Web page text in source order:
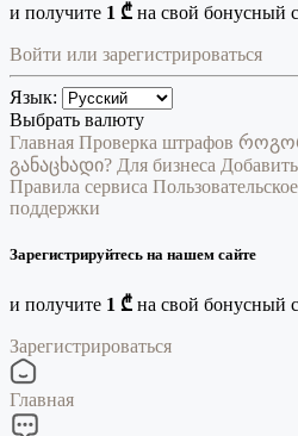
и получите 1 ₾ на свой бонусный
Войти или зарегистрироваться
Язык:
Выбрать валюту
Главная Проверка штрафов
განაცხადი? Для бизнеса
Правила сервиса
поддержки
Зарегистрируйтесь на нашем сайте
и получите 1 ₾ на свой бонусный
Зарегистрироваться
Главная